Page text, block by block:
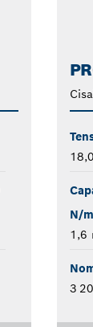
N/
1,6
3